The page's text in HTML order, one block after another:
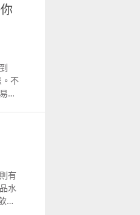
縫
接
放
吊
用
和
不
，
多
的
果
汁
的
有
水
水,